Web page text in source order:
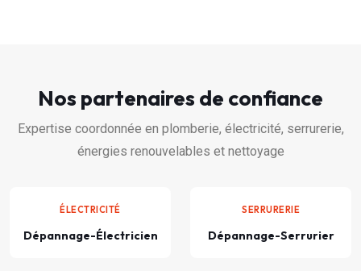
Nos partenaires de confiance
Expertise coordonnée en plomberie, électricité, serrurerie,
énergies renouvelables et nettoyage
ÉLECTRICITÉ
Dépannage-Électricien
SERRURERIE
Dépannage-Serrurier